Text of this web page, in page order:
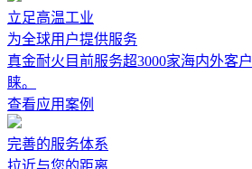
立足高温工业
为全球用户提供服务
真金耐火目前服务超3000家海内外客
睐。
查看应用案例
完善的服务体系